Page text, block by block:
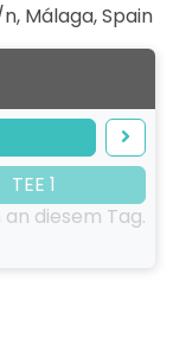
n, Málaga,Spain
TEE 1
diesem Tag.